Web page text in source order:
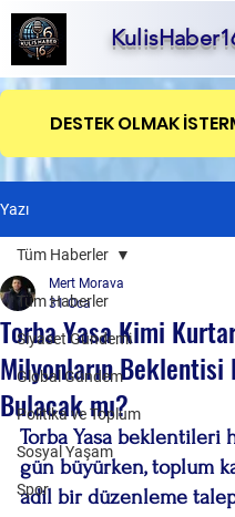
DESTEK OLMAK
Yazı
Tüm Haberler
Siyaset Gündemi
Global Gündem
Politika ve Toplum
Sosyal Yaşam
Spor
Tüm Haberler
Torba Yasa Kimi
Milyonların Beklentisi
Bulacak mı?
Mert Morava
31 Oca
Torba Yasa beklentileri
gün büyürken, toplum
adil bir düzenleme